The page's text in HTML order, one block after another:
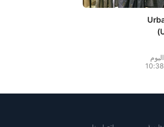
اليوم
10:38